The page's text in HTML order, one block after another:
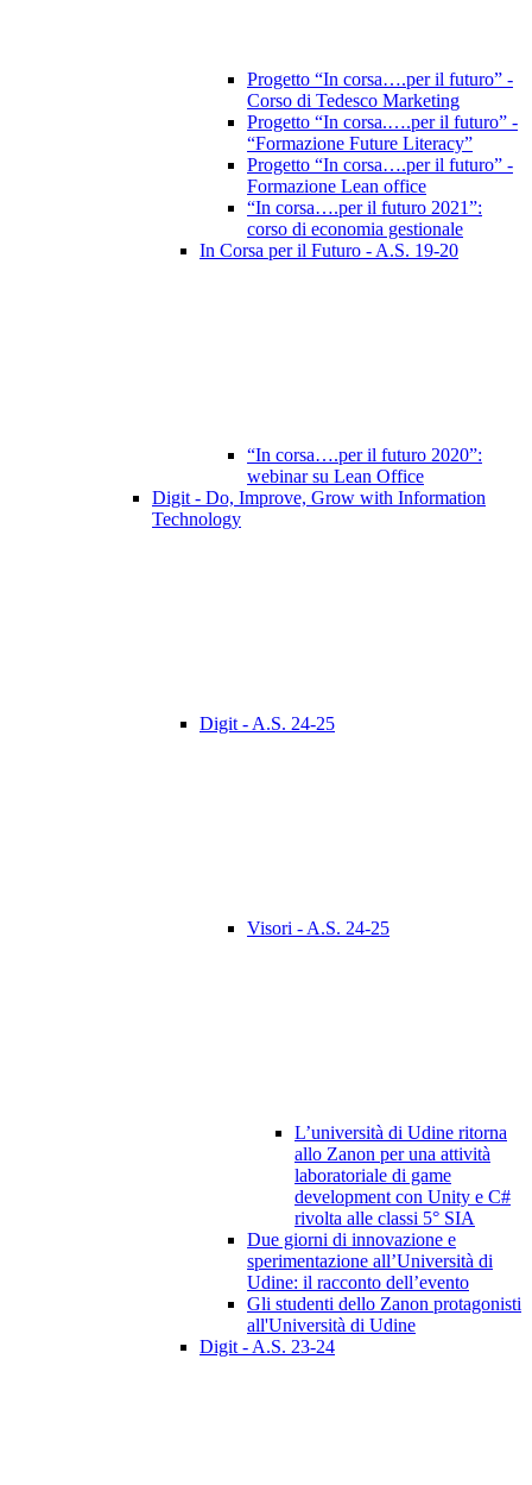
Progetto “In corsa….per il futuro” -
Corso di Tedesco Marketing
Progetto “In corsa.….per il futuro” -
“Formazione Future Literacy”
Progetto “In corsa….per il futuro” -
Formazione Lean office
“In corsa….per il futuro 2021”:
corso di economia gestionale
In Corsa per il Futuro - A.S. 19-20
“In corsa….per il futuro 2020”:
webinar su Lean Office
Digit - Do, Improve, Grow with Information
Technology
Digit - A.S. 24-25
Visori - A.S. 24-25
L’università di Udine ritorna
allo Zanon per una attività
laboratoriale di game
development con Unity e C#
rivolta alle classi 5° SIA
Due giorni di innovazione e
sperimentazione all’Università di
Udine: il racconto dell’evento
Gli studenti dello Zanon protagonisti
all'Università di Udine
Digit - A.S. 23-24